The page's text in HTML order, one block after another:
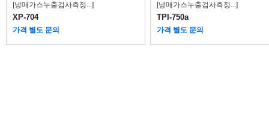
[냉매가스누출검사측정...]
XP-704
가격 별도 문의
[냉매가스누출검사측정...]
TPI-750a
가격 별도 문의